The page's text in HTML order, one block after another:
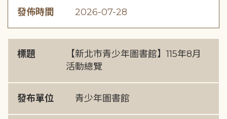
發佈時間 2026-07-28
標題
【新北市青少年圖書館】115年8月
活動總覽
發布單位 青少年圖書館